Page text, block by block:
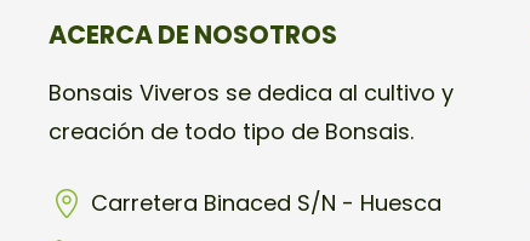
ACERCA DE NOSOTROS
Bonsais Viveros se dedica al cultivo y
creación de todo tipo de Bonsais.
Carretera Binaced S/N - Huesca